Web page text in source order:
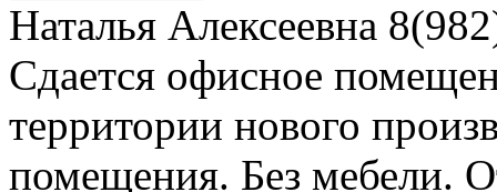
Наталья Алексеевна
Сдается офисное
территории нового
помещения. Без мебели.